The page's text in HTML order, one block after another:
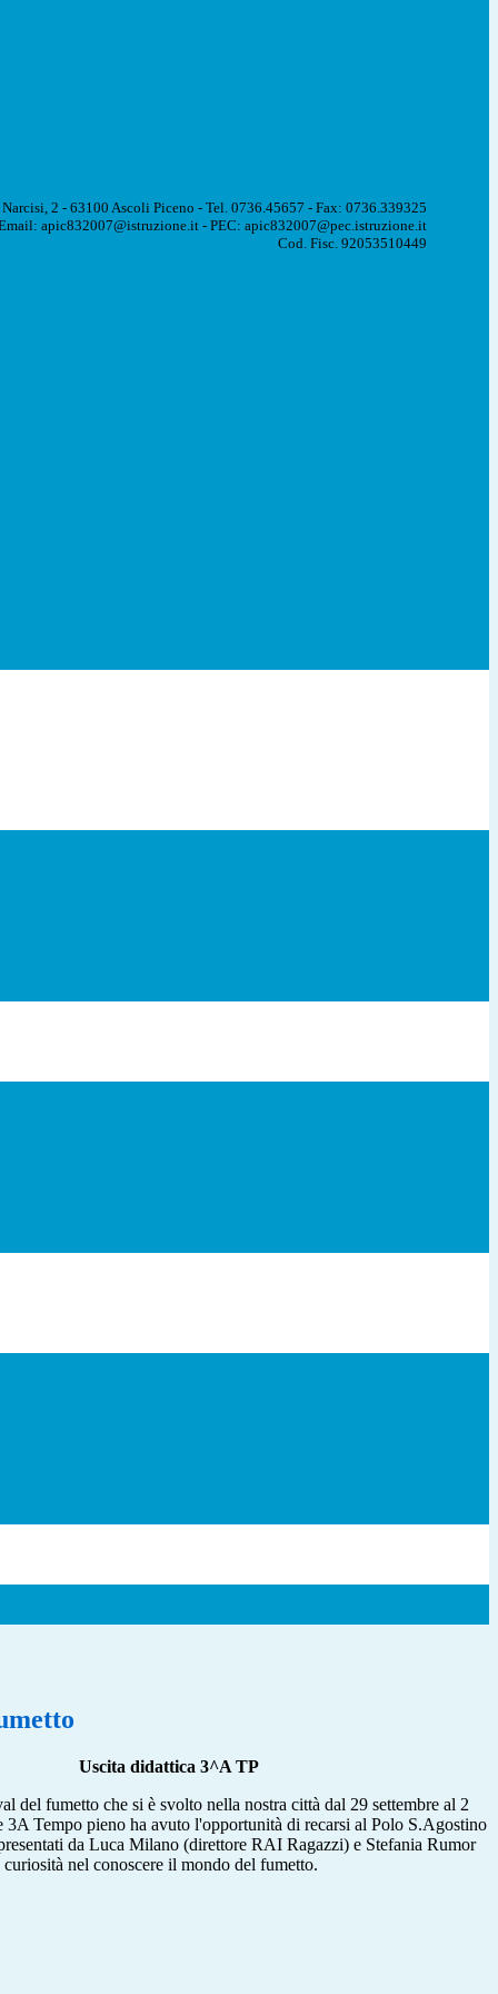
2 - 63100 Ascoli Piceno - Tel. 0736.45657 - Fax: 0736.339325
apic832007@istruzione.it - PEC: apic832007@pec.istruzione.it
Cod. Fisc. 92053510449
Uscita didattica 3^A TP
del fumetto che si è svolto nella nostra città dal 29 settembre al 2
3A Tempo pieno ha avuto l'opportunità di recarsi al Polo S.Agostino
da Luca Milano (direttore RAI Ragazzi) e Stefania Rumor
nel conoscere il mondo del fumetto.